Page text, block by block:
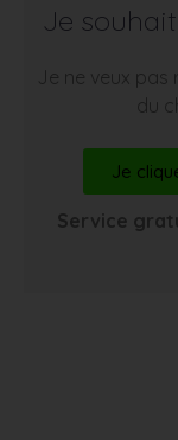
Je
Je ne veux
du
Je
Service